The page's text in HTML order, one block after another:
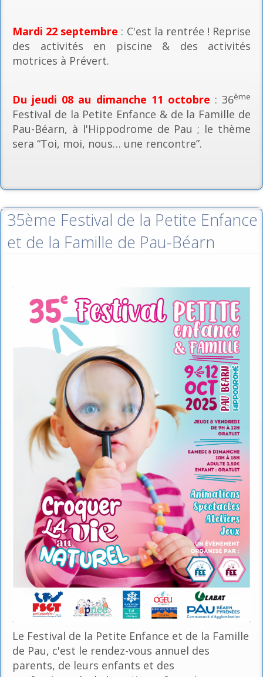
Mardi 22 septembre : C'est la rentrée ! Reprise
des activités en piscine & des activités
motrices à Prévert.
Du jeudi 08 au dimanche 11 octobre : 36ème
Festival de la Petite Enfance & de la Famille de
Pau-Béarn, à l'Hippodrome de Pau ; le thème
sera “Toi, moi, nous… une rencontre”.
35ème Festival de la Petite Enfance
et de la Famille de Pau-Béarn
Le Festival de la Petite Enfance et de la Famille
de Pau, c'est le rendez-vous annuel des
parents, de leurs enfants et des